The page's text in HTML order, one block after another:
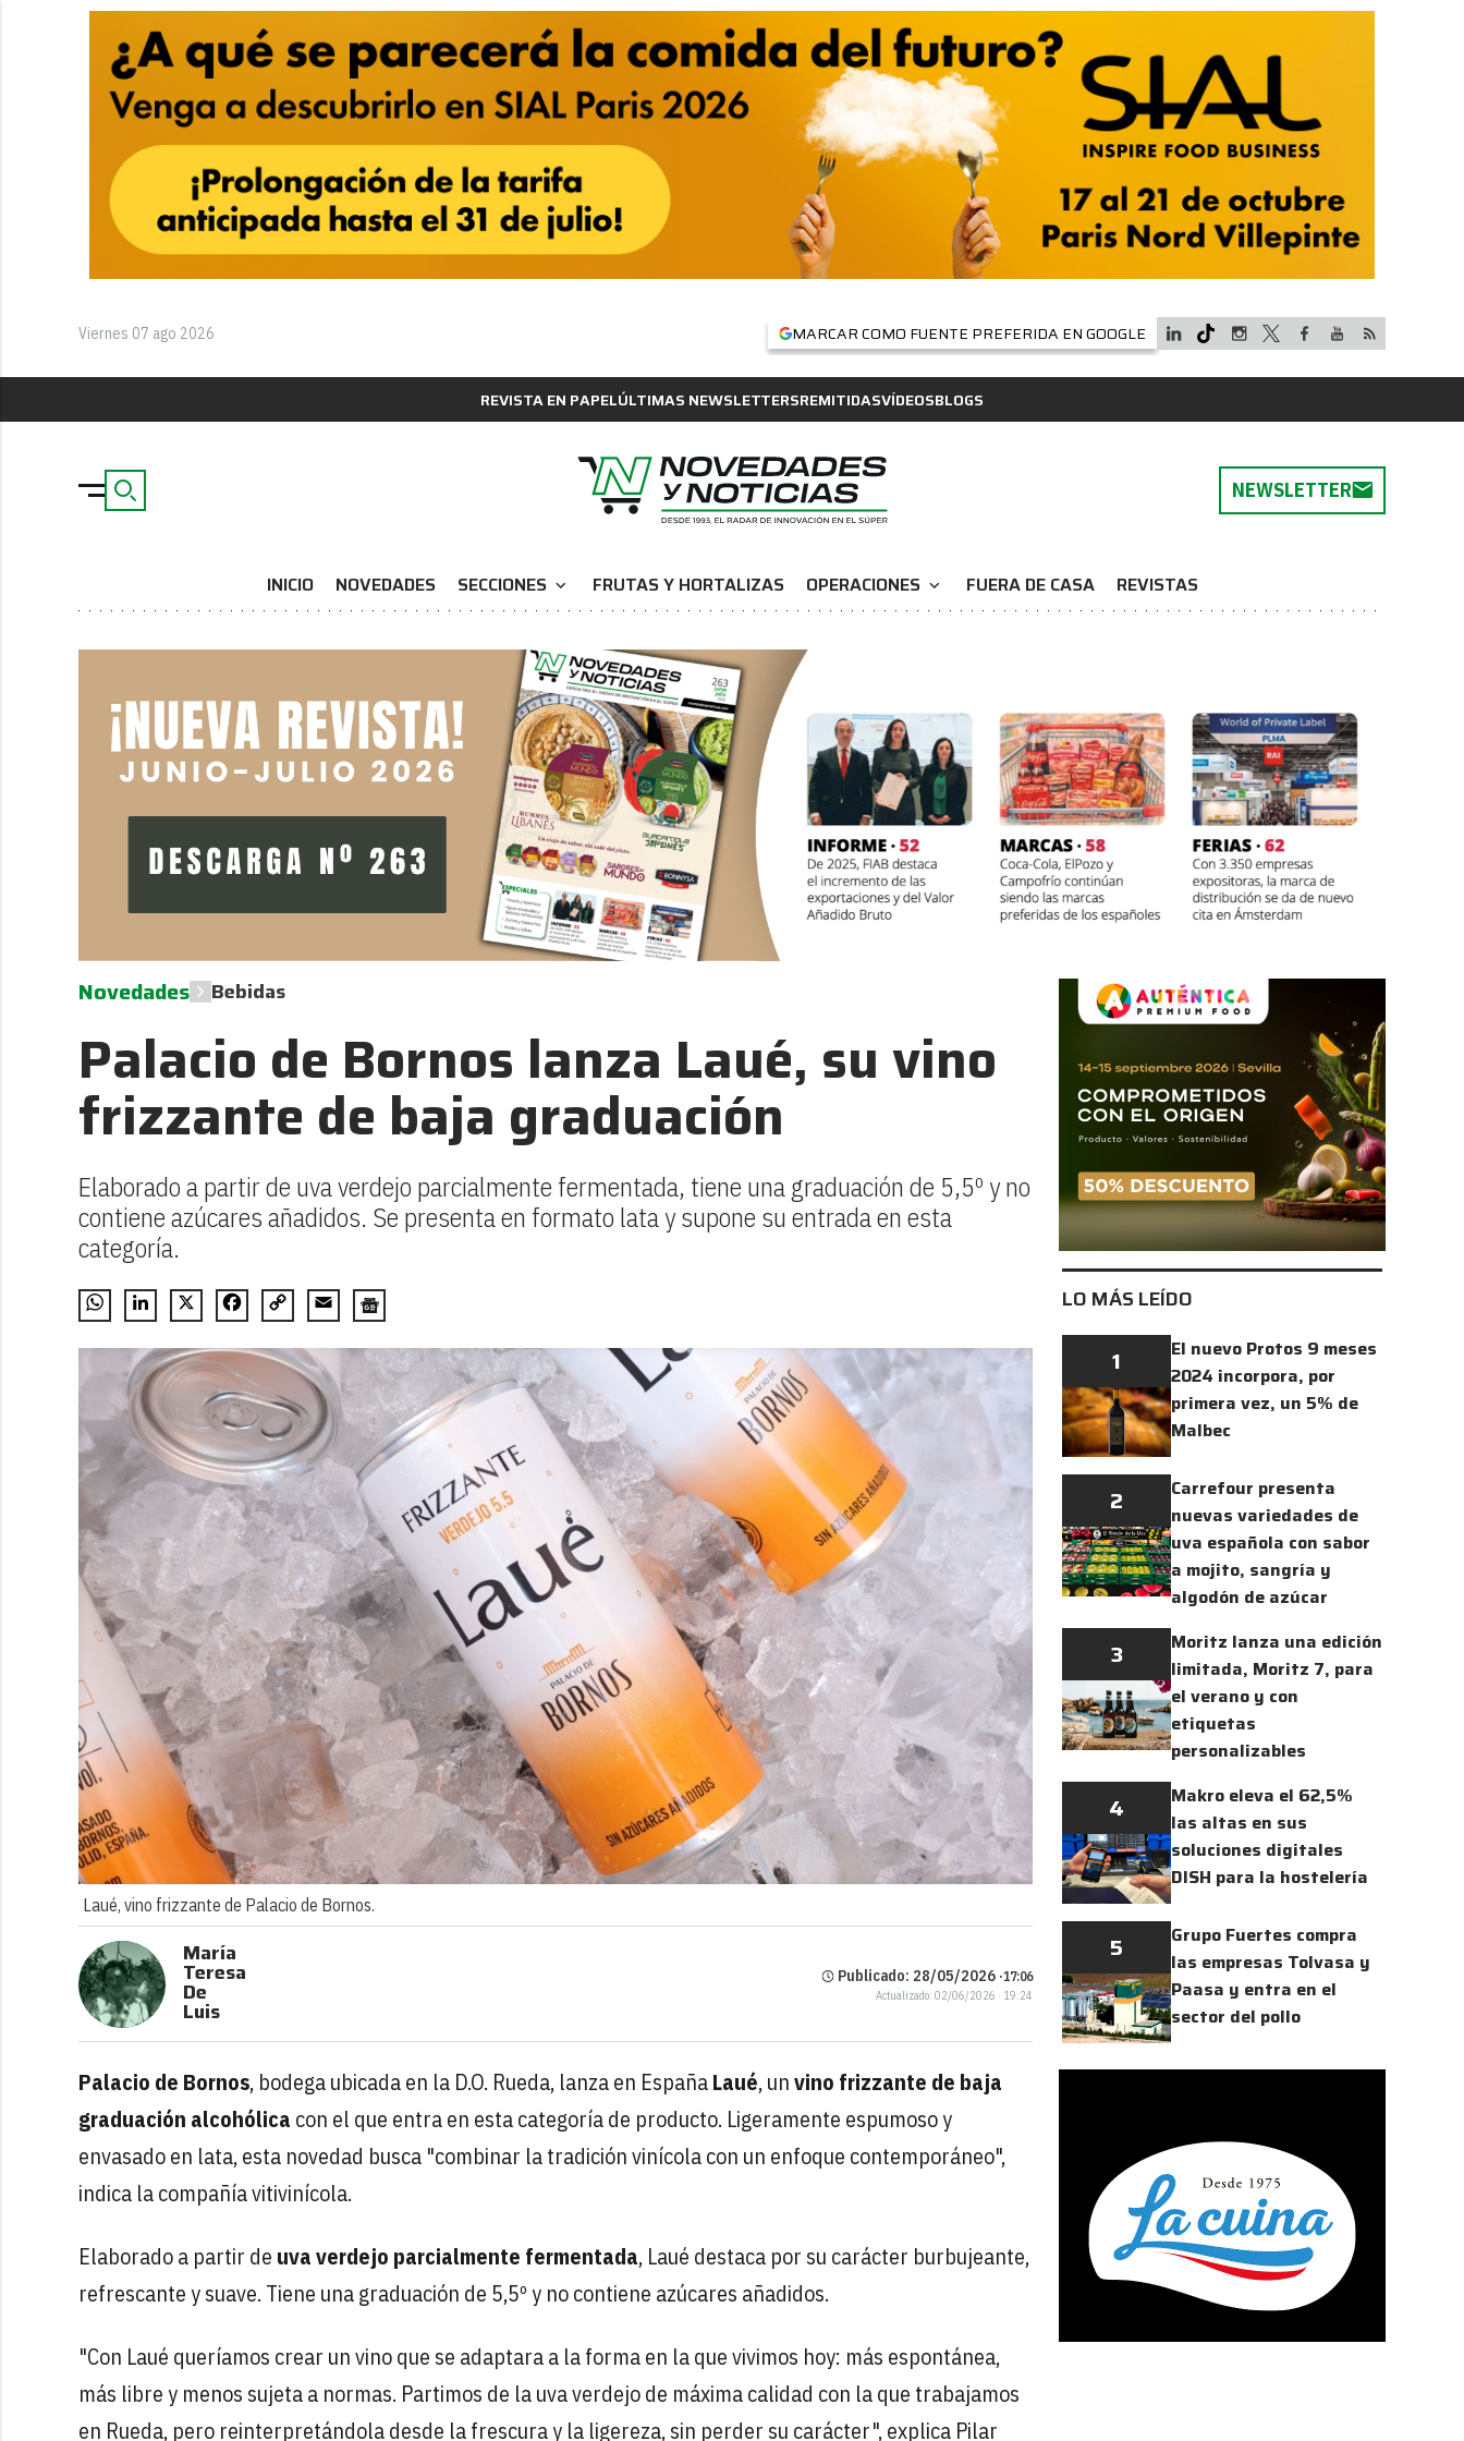
Viernes 07 ago 2026 MARCAR COMO FUENTE PREFERIDA EN GOOGLE
REVISTA EN PAPELÚLTIMAS NEWSLETTERSREMITIDASVÍDEOSBLOGS
NEWSLETTER
INICIO NOVEDADES SECCIONES expand_more FRUTAS Y HORTALIZAS OPERACIONES expand_more FUERA DE CASA REVISTAS
Novedades Bebidas
Palacio de Bornos lanza Laué, su vino
frizzante de baja graduación
Elaborado a partir de uva verdejo parcialmente fermentada, tiene una graduación de 5,5º y no
contiene azúcares añadidos. Se presenta en formato lata y supone su entrada en esta
categoría.
WhatsAppLinkedIn
X FacebookCopy
Email
Laué, vino frizzante de Palacio de Bornos.
LO MÁS LEÍDO
1
El nuevo Protos 9 meses
2024 incorpora, por
primera vez, un 5% de
Malbec
2
Carrefour presenta
nuevas variedades de
uva española con sabor
a mojito, sangría y
algodón de azúcar
3
Moritz lanza una edición
limitada, Moritz 7, para
el verano y con
etiquetas
personalizables
4
Makro eleva el 62,5%
las altas en sus
soluciones digitales
DISH para la hostelería
5
Grupo Fuertes compra
las empresas Tolvasa y
Paasa y entra en el
sector del pollo
María
Teresa
De
Luis
Publicado: 28/05/2026 ·17:06
Actualizado: 02/06/2026 · 19:24
Palacio de Bornos, bodega ubicada en la D.O. Rueda, lanza en EspañaLaué, unvino frizzante de baja
graduación alcohólica con el que entra en esta categoría de producto. Ligeramente espumoso y
envasado en lata, esta novedad busca "combinar la tradición vinícola con un enfoque contemporáneo",
indica la compañía vitivinícola.
Elaborado a partir de uva verdejo parcialmente fermentada, Laué destaca por su carácter burbujeante,
refrescante y suave. Tiene una graduación de 5,5º y no contiene azúcares añadidos.
"Con Laué queríamos crear un vino que se adaptara a la forma en la que vivimos hoy: más espontánea,
más libre y menos sujeta a normas. Partimos de la uva verdejo de máxima calidad con la que trabajamos
en Rueda, pero reinterpretándola desde la frescura y la ligereza, sin perder su carácter", explica Pilar